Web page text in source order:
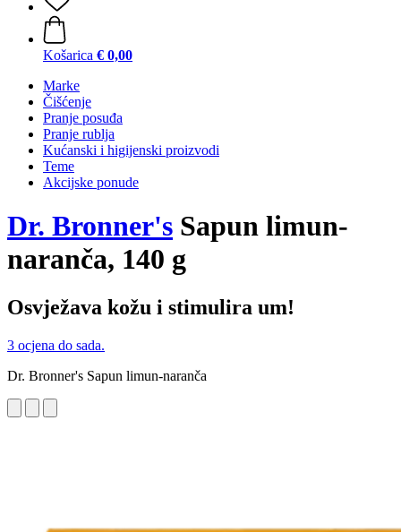
Košarica € 0,00
Marke
Čišćenje
Pranje posuđa
Pranje rublja
Kućanski i higijenski proizvodi
Teme
Akcijske ponude
Dr. Bronner's Sapun limun-
naranča, 140 g
Osvježava kožu i stimulira um!
3 ocjena do sada.
Dr. Bronner's Sapun limun-naranča